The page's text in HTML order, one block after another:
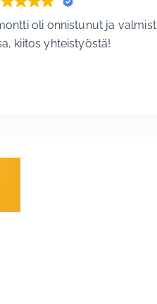
oli onnistunut ja
kiitos yhteistyöstä!